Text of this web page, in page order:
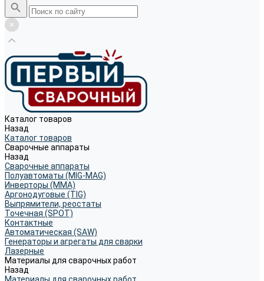
Каталог товаров
Назад
Каталог товаров
Сварочные аппараты
Назад
Сварочные аппараты
Полуавтоматы (MIG-MAG)
Инверторы (MMA)
Аргонодуговые (TIG)
Выпрямители, реостаты
Точечная (SPOT)
Контактные
Автоматическая (SAW)
Генераторы и агрегаты для сварки
Лазерные
Материалы для сварочных работ
Назад